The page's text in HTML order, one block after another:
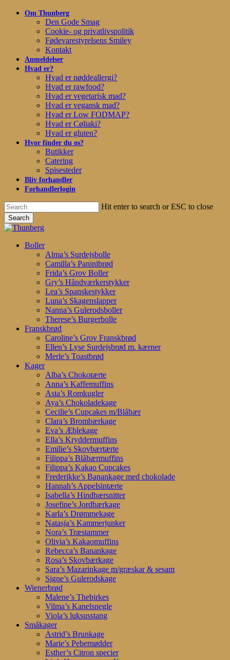
Skip
Om Thunberg
Den Gode Smag
Cookie- og privatlivspolitik
Fødevarestyrelsens Smiley
Kontakt
Anmeldelser
Hvad er?
Hvad er nøddeallergi?
Hvad er rawfood?
Hvad er vegetarisk mad?
Hvad er vegansk mad?
Hvad er Low FODMAP?
Hvad er Cøliaki?
Hvad er gluten?
Hvor finder du os?
Butikker
Catering
Spisesteder
Bliv forhandler
Forhandlerlogin
Hit enter to search or ESC to close
Search
Close
search
account
Menu
Boller
Alma’s Surdejsbolle
Camilla’s Paninibrød
Frida’s Grov Boller
Gry’s Håndværkerstykker
Lea’s Spanskestykker
Luna’s Skagenslapper
Nanna’s Gulerodsboller
Therese’s Burgerbolle
Franskbrød
Caroline’s Grov Franskbrød
Ellen’s Lyse Surdejsbrød m. kærner
Merle’s Toastbrød
Kager
Alba’s Chokotærte
Anna’s Kaffemuffins
Asta’s Romkugler
Aya’s Chokoladekage
Cecilie’s Cupcakes m/Blåbær
Clara’s Brombærkage
Eva’s Æblekage
Ella’s Kryddermuffins
Emilie’s Skovbærtærte
Filippa’s Blåbærmuffins
Filippa’s Kakao Cupcakes
Frederikke’s Banankage med chokolade
Hannah’s Appelsintærte
Isabella’s Hindbærsnitter
Josefine’s Jordbærkage
Karla’s Drømmekage
Natasja’s Kammerjunker
Nora’s Træstammer
Olivia’s Kakaomuffins
Rebecca’s Banankage
Rosa’s Skovbærkage
Sara’s Mazarinkage m/græskar & sesam
Signe’s Gulerodskage
Wienerbrød
Malene’s Thebirkes
Vilma’s Kanelsnegle
Viola’s luksusstang
Småkager
Astrid’s Brunkage
Marie’s Pebernødder
Esther’s Citron specier